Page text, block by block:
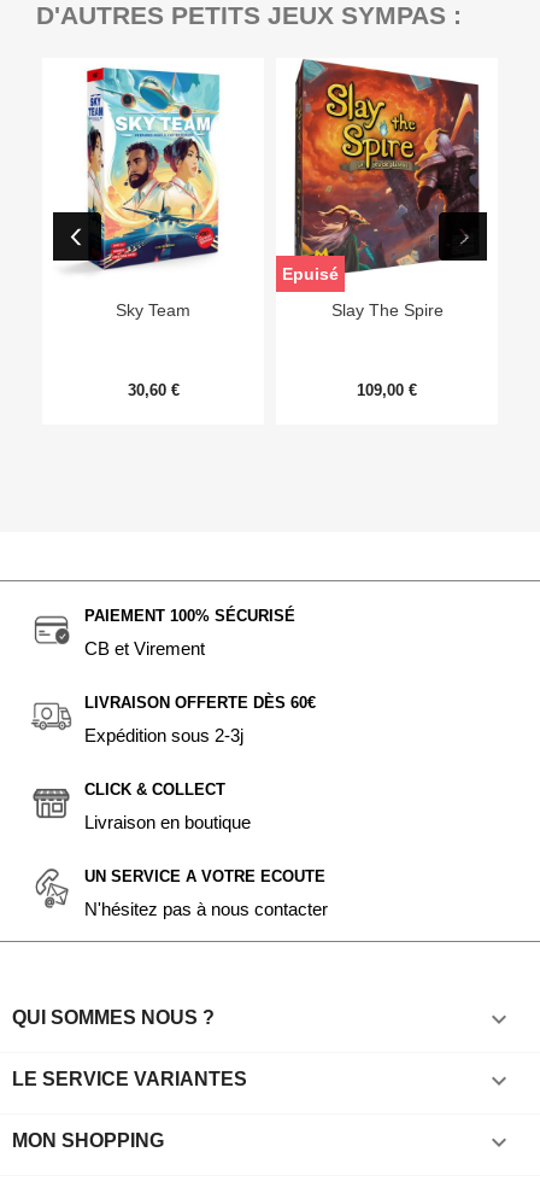
D'AUTRES PETITS JEUX SYMPAS :
Sky Team
30,60 €
Slay The Spire
109,00 €
Epuisé
PAIEMENT 100% SÉCURISÉ
CB et Virement
LIVRAISON OFFERTE DÈS 60€
Expédition sous 2-3j
CLICK & COLLECT
Livraison en boutique
UN SERVICE A VOTRE ECOUTE
N'hésitez pas à nous contacter
QUI SOMMES NOUS ? 
LE SERVICE VARIANTES 
MON SHOPPING 